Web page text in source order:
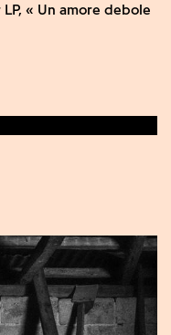
« Un amore debole